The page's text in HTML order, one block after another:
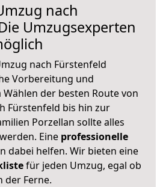
nach
Umzugsexperten
nach Fürstenfeld
Vorbereitung und
der besten Route von
Fürstenfeld bis hin zur
Porzellan sollte alles
Eine professionelle
dabei helfen. Wir bieten eine
für jeden Umzug, egal ob
der Ferne.